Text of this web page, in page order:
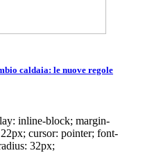
caldaia: le nuove regole
inline-block; margin-
cursor: pointer; font-
32px;